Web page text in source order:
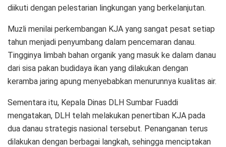
diikuti dengan pelestarian lingkungan yang berkelanjutan.
Muzli menilai perkembangan KJA yang sangat pesat setiap
tahun menjadi penyumbang dalam pencemaran danau.
Tingginya limbah bahan organik yang masuk ke dalam danau
dari sisa pakan budidaya ikan yang dilakukan dengan
keramba jaring apung menyebabkan menurunnya kualitas air.
Sementara itu, Kepala Dinas DLH Sumbar Fuaddi
mengatakan, DLH telah melakukan penertiban KJA pada
dua danau strategis nasional tersebut. Penanganan terus
dilakukan dengan berbagai langkah, sehingga menciptakan